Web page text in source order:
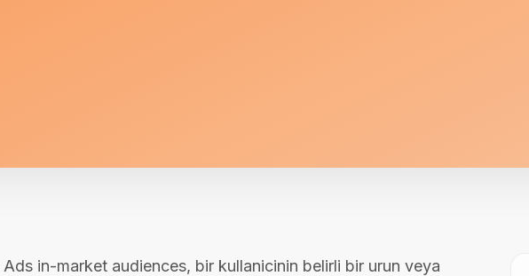
in-market audiences, bir kullanicinin belirli bir urun veya